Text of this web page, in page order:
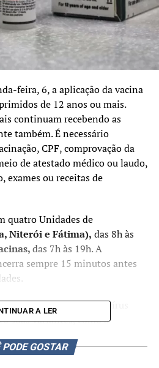
feira, 6, a aplicação da vacina
de 12 anos ou mais.
continuam recebendo as
também. É necessário
CPF, comprovação da
de atestado médico ou laudo,
ou receitas de
quatro Unidades de
Niterói e Fátima), das 8h às
das 7h às 19h. A
sempre 15 minutos antes
as pessoas tanto do vírus
suas variantes, como a
desde a última vacina
A LER
PODE GOSTAR